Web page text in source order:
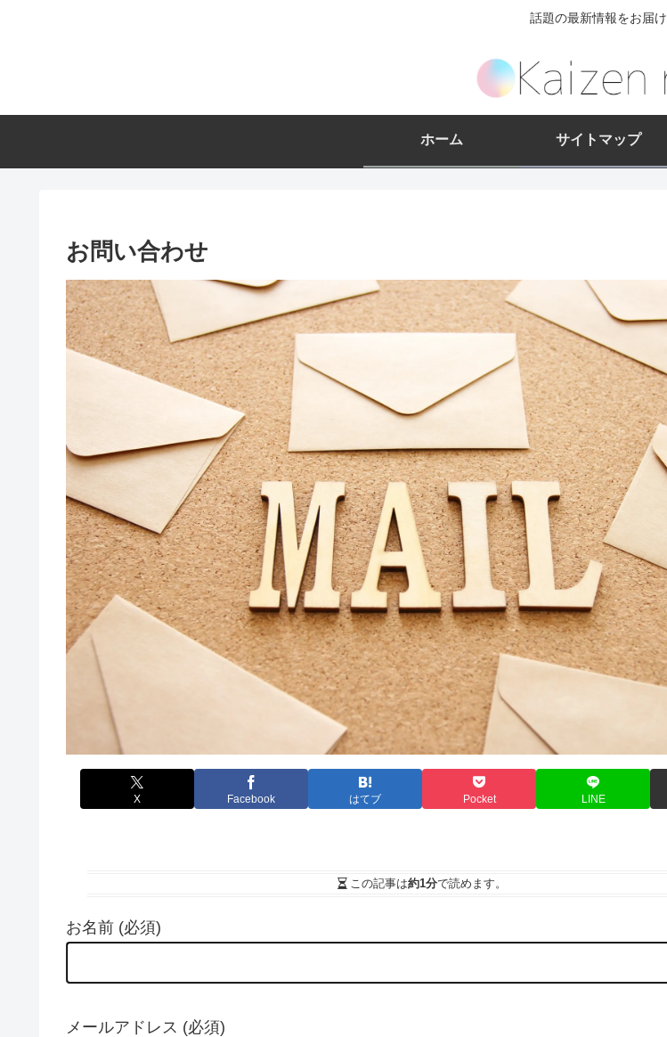
話題の最新情報をお届け
ホーム サイトマップ
お問い合わせ
X Facebook はてブ Pocket LINE
この記事は約1分で読めます。
お名前 (必須)
メールアドレス (必須)